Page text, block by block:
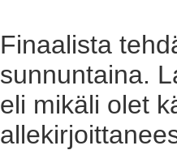
Finaalista
sunnuntaina.
eli mikäli olet